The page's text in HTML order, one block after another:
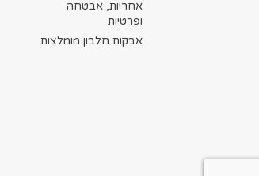
אחריות, אבטחה
ופרטיות
אבקות חלבון מומלצות